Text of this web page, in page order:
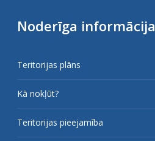
Noderīga informācija
Teritorijas plāns
Kā nokļūt?
Teritorijas pieejamība